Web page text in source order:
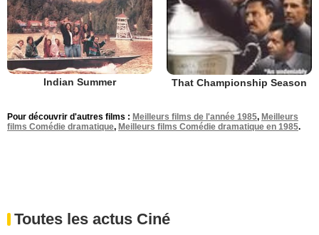
Indian Summer That Championship Season
Pour découvrir d'autres films : Meilleurs films de l'année 1985, Meilleurs
films Comédie dramatique, Meilleurs films Comédie dramatique en 1985.
Toutes les actus Ciné